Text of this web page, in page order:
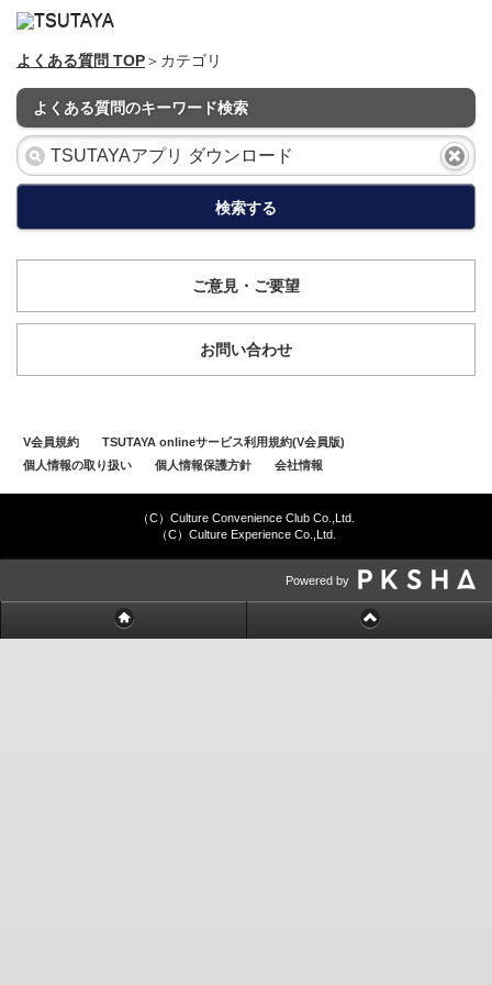
よくある質問 TOP＞カテゴリ
よくある質問のキーワード検索
検索する
ご意見・ご要望
お問い合わせ
V会員規約
TSUTAYA onlineサービス利用規約(V会員版)
個人情報の取り扱い
個人情報保護方針 会社情報
（C）Culture Convenience Club Co.,Ltd.
（C）Culture Experience Co.,Ltd.
Powered by